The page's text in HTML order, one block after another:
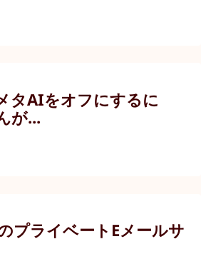
タAIをオフにするに
が...
プライベートEメールサ